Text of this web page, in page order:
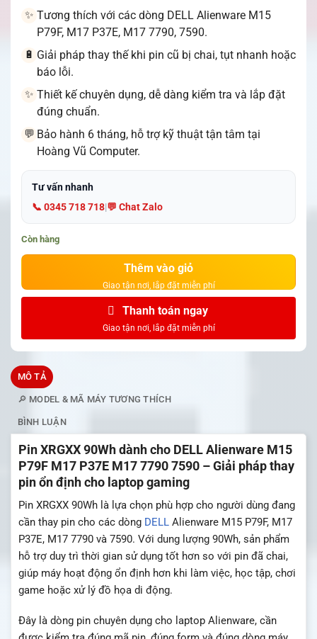
✨ Tương thích với các dòng DELL Alienware M15
P79F, M17 P37E, M17 7790, 7590.
🔋 Giải pháp thay thế khi pin cũ bị chai, tụt nhanh hoặc
báo lỗi.
✨ Thiết kế chuyên dụng, dễ dàng kiểm tra và lắp đặt
đúng chuẩn.
💬 Bảo hành 6 tháng, hỗ trợ kỹ thuật tận tâm tại
Hoàng Vũ Computer.
Tư vấn nhanh
📞 0345 718 718|💬 Chat Zalo
Còn hàng
Thêm vào giỏ
Thanh toán ngay
MÔ TẢ
🔎 MODEL & MÃ MÁY TƯƠNG THÍCH
BÌNH LUẬN
Pin XRGXX 90Wh dành cho DELL Alienware M15
P79F M17 P37E M17 7790 7590 – Giải pháp thay
pin ổn định cho laptop gaming
Pin XRGXX 90Wh là lựa chọn phù hợp cho người dùng đang
cần thay pin cho các dòng DELL Alienware M15 P79F, M17
P37E, M17 7790 và 7590. Với dung lượng 90Wh, sản phẩm
hỗ trợ duy trì thời gian sử dụng tốt hơn so với pin đã chai,
giúp máy hoạt động ổn định hơn khi làm việc, học tập, chơi
game hoặc xử lý đồ họa di động.
Đây là dòng pin chuyên dụng cho laptop Alienware, cần